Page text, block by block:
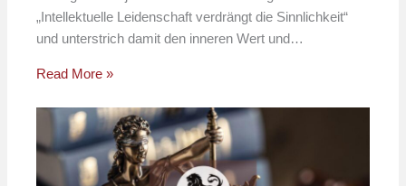
„Intellektuelle Leidenschaft verdrängt die Sinnlichkeit“
und unterstrich damit den inneren Wert und…
Read More »